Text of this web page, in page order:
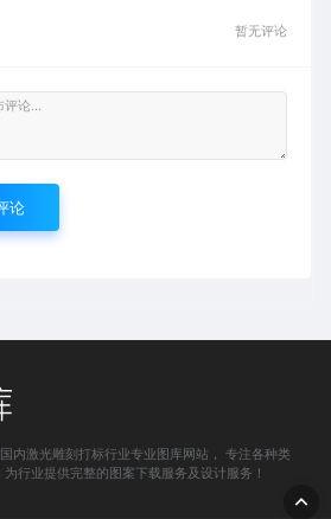
暂无评论
论
内激光雕刻打标行业专业图库网站， 专注各种类
行业提供完整的图案下载服务及设计服务！